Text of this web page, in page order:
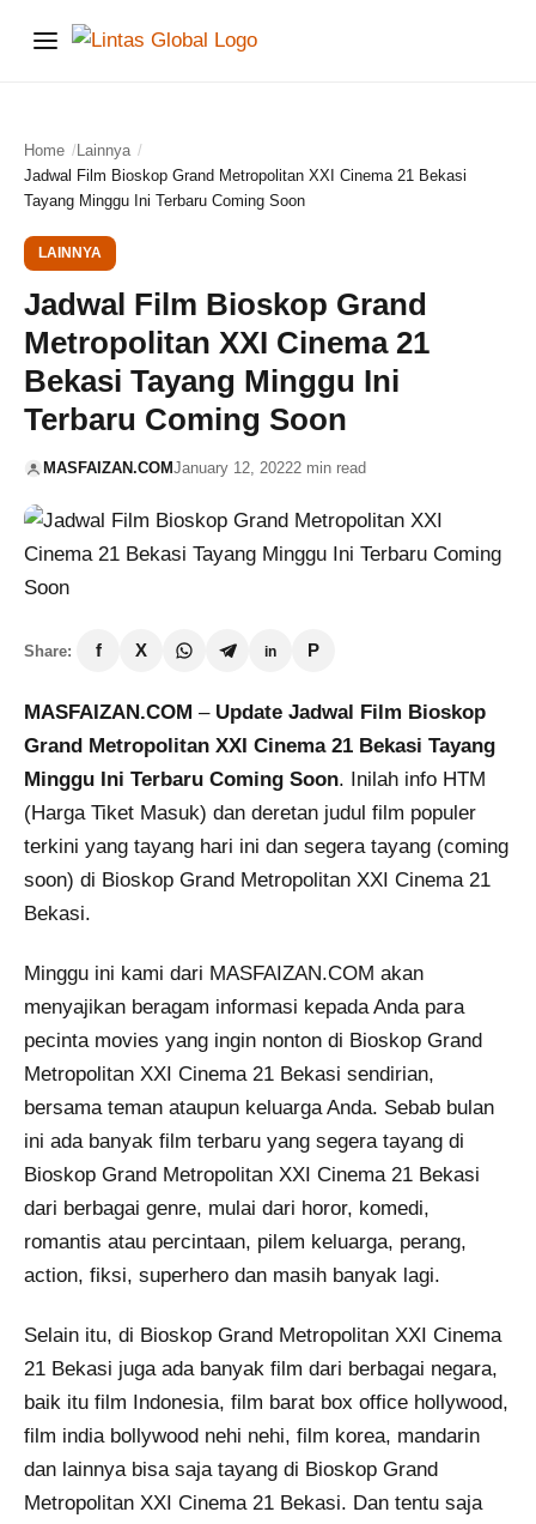
Menu
Home
Lainnya
Jadwal Film Bioskop Grand Metropolitan XXI Cinema 21 Bekasi
Tayang Minggu Ini Terbaru Coming Soon
LAINNYA
Jadwal Film Bioskop Grand
Metropolitan XXI Cinema 21
Bekasi Tayang Minggu Ini
Terbaru Coming Soon
MASFAIZAN.COMJanuary 12, 20222 min read
Share:
MASFAIZAN.COM – Update Jadwal Film Bioskop
Grand Metropolitan XXI Cinema 21 Bekasi Tayang
Minggu Ini Terbaru Coming Soon. Inilah info HTM
(Harga Tiket Masuk) dan deretan judul film populer
terkini yang tayang hari ini dan segera tayang (coming
soon) di Bioskop Grand Metropolitan XXI Cinema 21
Bekasi.
Minggu ini kami dari MASFAIZAN.COM akan
menyajikan beragam informasi kepada Anda para
pecinta movies yang ingin nonton di Bioskop Grand
Metropolitan XXI Cinema 21 Bekasi sendirian,
bersama teman ataupun keluarga Anda. Sebab bulan
ini ada banyak film terbaru yang segera tayang di
Bioskop Grand Metropolitan XXI Cinema 21 Bekasi
dari berbagai genre, mulai dari horor, komedi,
romantis atau percintaan, pilem keluarga, perang,
action, fiksi, superhero dan masih banyak lagi.
Selain itu, di Bioskop Grand Metropolitan XXI Cinema
21 Bekasi juga ada banyak film dari berbagai negara,
baik itu film Indonesia, film barat box office hollywood,
film india bollywood nehi nehi, film korea, mandarin
dan lainnya bisa saja tayang di Bioskop Grand
Metropolitan XXI Cinema 21 Bekasi. Dan tentu saja